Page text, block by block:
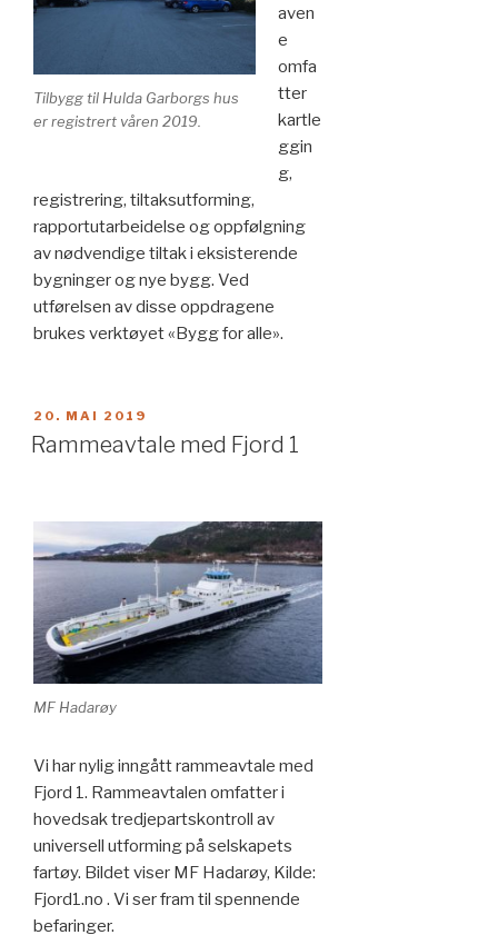
Tilbygg til Hulda Garborgs hus
er registrert våren 2019.
aven
e
omfa
tter
kartle
ggin
g,
registrering, tiltaksutforming,
rapportutarbeidelse og oppfølgning
av nødvendige tiltak i eksisterende
bygninger og nye bygg. Ved
utførelsen av disse oppdragene
brukes verktøyet «Bygg for alle».
PUBLISERT
20. MAI 2019
Rammeavtale med Fjord 1
MF Hadarøy
Vi har nylig inngått rammeavtale med
Fjord 1. Rammeavtalen omfatter i
hovedsak tredjepartskontroll av
universell utforming på selskapets
fartøy. Bildet viser MF Hadarøy, Kilde:
Fjord1.no . Vi ser fram til spennende
befaringer.